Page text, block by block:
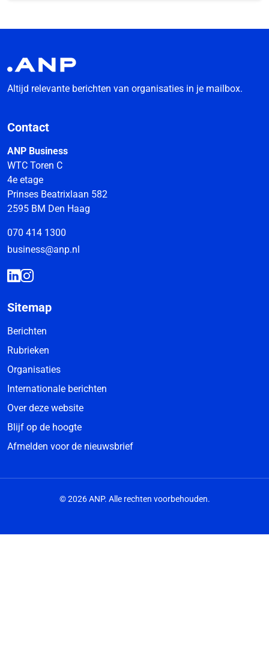
Altijd relevante berichten van organisaties in je mailbox.
Contact
ANP Business
WTC Toren C
4e etage
Prinses Beatrixlaan 582
2595 BM Den Haag
070 414 1300
business@anp.nl
Sitemap
Berichten
Rubrieken
Organisaties
Internationale berichten
Over deze website
Blijf op de hoogte
Afmelden voor de nieuwsbrief
© 2026 ANP. Alle rechten voorbehouden.